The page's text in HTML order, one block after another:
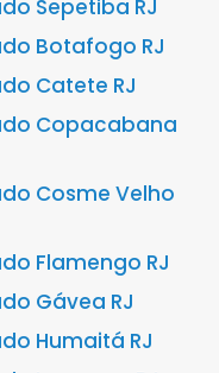
Sepetiba RJ
Botafogo RJ
Catete RJ
Copacabana
Cosme Velho
Flamengo RJ
Gávea RJ
Humaitá RJ